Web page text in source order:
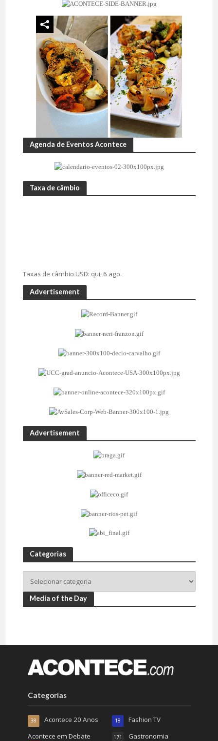
Agenda de Eventos Acontece
Taxa de câmbio
Taxas de câmbio USD: qui, 6 ago.
Advertisement
Advertisement
Categorias
Media of the Day
Categorias
Acontece 20 Anos
38
Acontece em Debate
Fashion TV
18
Gastronomia
171